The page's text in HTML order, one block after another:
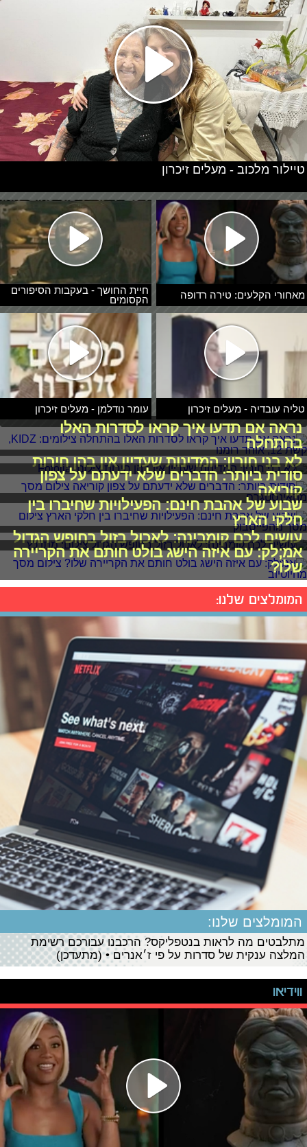
מאחורי הקלעים: טירה רדופה
חיית החושך - בעקבות הסיפורים
הקסומים
טליה עובדיה - מעלים זיכרון עומר נודלמן - מעלים זיכרון
טיילור מלכוב - מעלים זיכרון
נראה אם תדעו איך קראו לסדרות האלו
בהתחלה
לא בני חורין: המדינות שעדיין אין בהן חירות
סודית ביותר: הדברים שלא ידעתם על צפון
קוריאה
שבוע של אהבת חינם: הפעילויות שחיברו בין
חלקי הארץ
עושים לכם קומבינה: לאכול בזול בחופש הגדול
אמ;לק: עם איזה הישג בולט חותם את הקריירה
שלו?
המומלצים שלנו:
המומלצים שלנו:
מתלבטים מה לראות בנטפליקס? הרכבנו עבורכם רשימת
המלצה ענקית של סדרות על פי ז׳אנרים • (מתעדכן)
ווידיאו